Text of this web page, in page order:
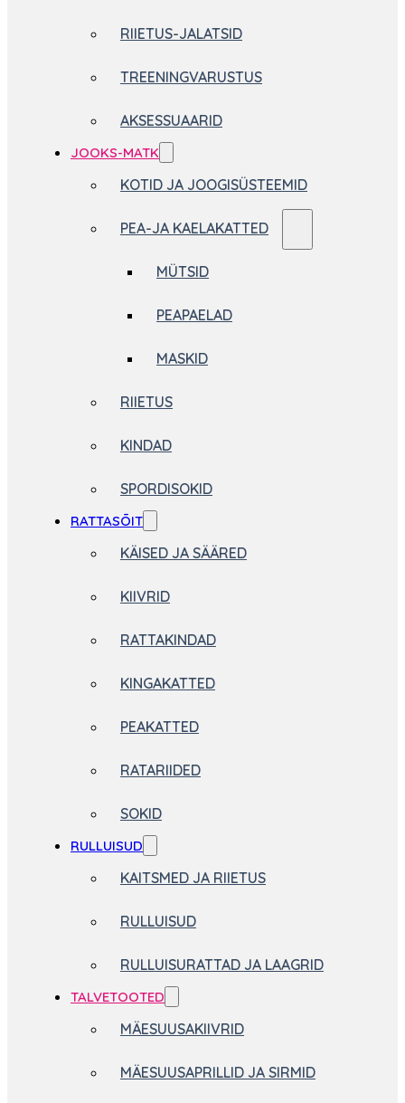
RIIETUS-JALATSID
TREENINGVARUSTUS
AKSESSUAARID
JOOKS-MATK
KOTID JA JOOGISÜSTEEMID
PEA-JA KAELAKATTED
MÜTSID
PEAPAELAD
MASKID
RIIETUS
KINDAD
SPORDISOKID
RATTASÕIT
KÄISED JA SÄÄRED
KIIVRID
RATTAKINDAD
KINGAKATTED
PEAKATTED
RATARIIDED
SOKID
RULLUISUD
KAITSMED JA RIIETUS
RULLUISUD
RULLUISURATTAD JA LAAGRID
TALVETOOTED
MÄESUUSAKIIVRID
MÄESUUSAPRILLID JA SIRMID